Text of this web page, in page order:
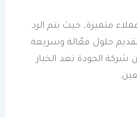
متميزة، حيث يتم الرد
حلول فعّالة وسريعة.
شركة الجودة تعد الخيار